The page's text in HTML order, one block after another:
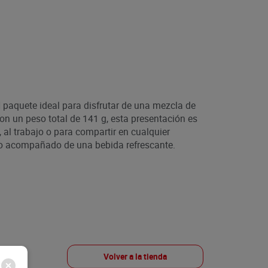
ideal para disfrutar de una mezcla de
un peso total de 141 g, esta presentación es
al trabajo o para compartir en cualquier
de una bebida refrescante.
Volver a la tienda